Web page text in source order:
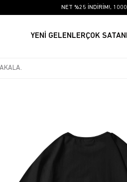
NET %25 İNDİRİM!,
YENİ GELENLERÇOK